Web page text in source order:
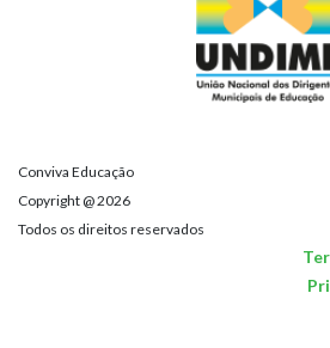
Conviva Educação
Copyright @ 2026
Todos os direitos reservados